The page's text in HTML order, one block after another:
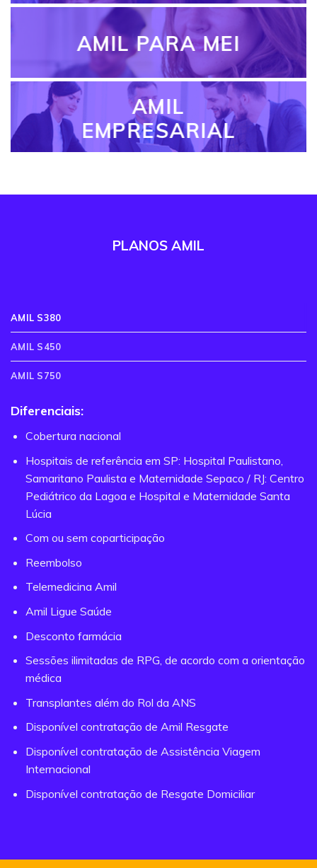
AMIL PARA MEI
AMIL
EMPRESARIAL
PLANOS AMIL
AMIL S380
AMIL S450
AMIL S750
Diferenciais:
Cobertura nacional
Hospitais de referência em SP: Hospital Paulistano,
Samaritano Paulista e Maternidade Sepaco / RJ: Centro
Pediátrico da Lagoa e Hospital e Maternidade Santa
Lúcia
Com ou sem coparticipação
Reembolso
Telemedicina Amil
Amil Ligue Saúde
Desconto farmácia
Sessões ilimitadas de RPG, de acordo com a orientação
médica
Transplantes além do Rol da ANS
Disponível contratação de Amil Resgate
Disponível contratação de Assistência Viagem
Internacional
Disponível contratação de Resgate Domiciliar